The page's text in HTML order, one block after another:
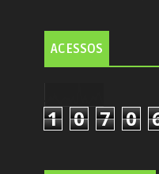
ACESSOS
1 0 7 0